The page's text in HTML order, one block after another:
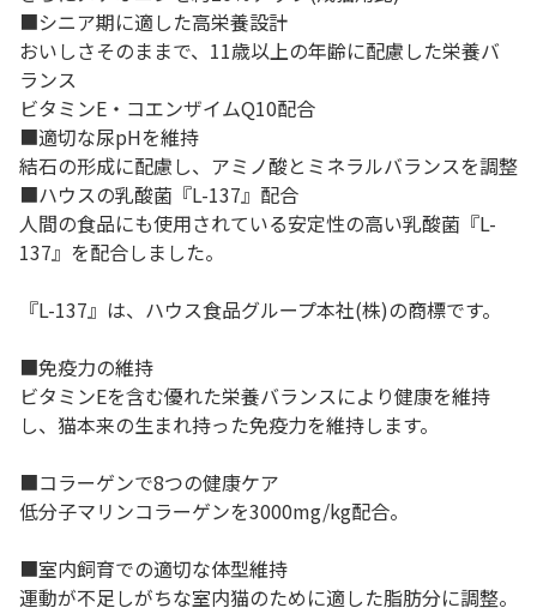
■シニア期に適した高栄養設計
おいしさそのままで、11歳以上の年齢に配慮した栄養バ
ランス
ビタミンE・コエンザイムQ10配合
■適切な尿pHを維持
結石の形成に配慮し、アミノ酸とミネラルバランスを調整
■ハウスの乳酸菌『L-137』配合
人間の食品にも使用されている安定性の高い乳酸菌『L-
137』を配合しました。
『L-137』は、ハウス食品グループ本社(株)の商標です。
■免疫力の維持
ビタミンEを含む優れた栄養バランスにより健康を維持
し、猫本来の生まれ持った免疫力を維持します。
■コラーゲンで8つの健康ケア
低分子マリンコラーゲンを3000mg/kg配合。
■室内飼育での適切な体型維持
運動が不足しがちな室内猫のために適した脂肪分に調整。